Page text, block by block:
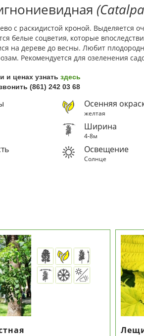
с раскидистой кроной. Выделяется
белые соцветия, которые
на дереве до весны. Любит
Рекомендуется для озеленения
и ценах узнать здесь
(861) 242 03 68
Осенняя
желтая
Ширина
4-8м
Освещение
Солнце